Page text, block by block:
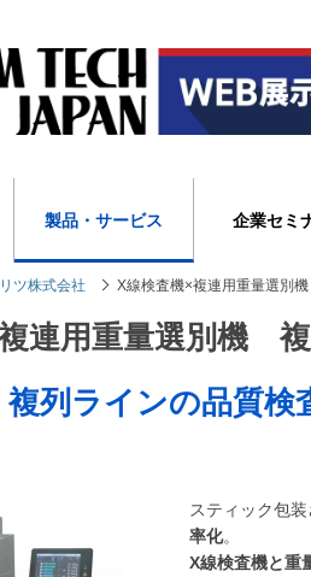
製品・サービス 企業セミ
ツ株式会社 X線検査機×複連用重量選別
連用重量選別機
複列ラインの品質
スティック包
率化。
X線検査機と重